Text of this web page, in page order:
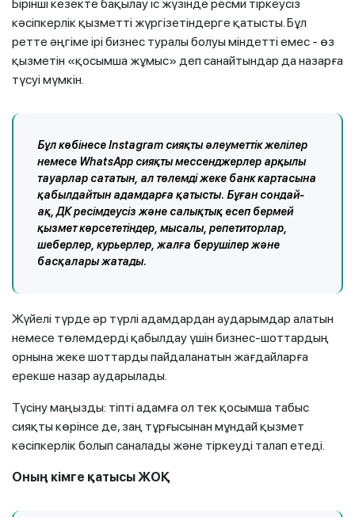
Бірінші кезекте бақылау іс жүзінде ресми тіркеусіз
кәсіпкерлік қызметті жүргізетіндерге қатысты. Бұл
ретте әңгіме ірі бизнес туралы болуы міндетті емес - өз
қызметін «қосымша жұмыс» деп санайтындар да назарға
түсуі мүмкін.
Бұл көбінесе Instagram сияқты әлеуметтік желілер
немесе WhatsApp сияқты мессенджерлер арқылы
тауарлар сататын, ал төлемді жеке банк картасына
қабылдайтын адамдарға қатысты. Бұған сондай-
ақ, ДК ресімдеусіз және салықтық есеп бермей
қызмет көрсететіндер, мысалы, репетиторлар,
шеберлер, курьерлер, жалға берушілер және
басқалары жатады.
Жүйелi түрде әр түрлi адамдардан аударымдар алатын
немесе төлемдердi қабылдау үшiн бизнес-шоттардың
орнына жеке шоттарды пайдаланатын жағдайларға
ерекше назар аударылады.
Түсіну маңызды: тіпті адамға ол тек қосымша табыс
сияқты көрінсе де, заң тұрғысынан мұндай қызмет
кәсіпкерлік болып саналады және тіркеуді талап етеді.
Оның кімге қатысы ЖОҚ